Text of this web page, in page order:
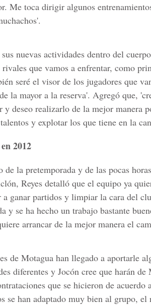
Me toca dirigir algunos
nuevas actividades dentro del
que vamos a enfrentar, como
seré el visor de los jugadores que
la mayor a la reserva'. Agregó que,
y deseo realizarlo de la mejor manera
y explotar los que tiene en la
2012
de la pretemporada y de las pocas
Reyes detalló que el equipo ya
a ganar partidos y limpiar la cara del
y se ha hecho un trabajo bastante
arrancar de la mejor manera el
de Motagua han llegado a aportarle
diferentes y Jocón cree que harán
que se hicieron de acuerdo
se han adaptado muy bien al grupo,